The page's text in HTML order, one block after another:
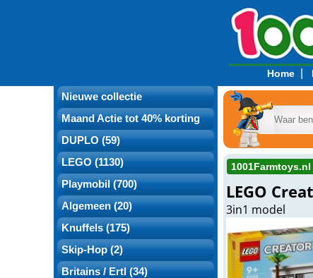
Home|
Nieuwe collectie
Maand Actie tot 40% korting
DUPLO (59)
LEGO (1130)
Playmobil (700)
Algemeen (20)
Knuffels (175)
Skip-Hop (2)
Britains / Ertl (34)
1001Farmtoys.nl
LEGO
3in1 model